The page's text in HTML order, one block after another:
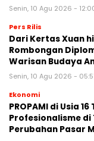
Senin, 10 Agu 2026 -
Pers Rilis
Dari Kertas Xuan
Rombongan
Warisan Budaya
Senin, 10 Agu 2026 -
Ekonomi
PROPAMI di Usia
Profesionalisme di
Perubahan Pasar